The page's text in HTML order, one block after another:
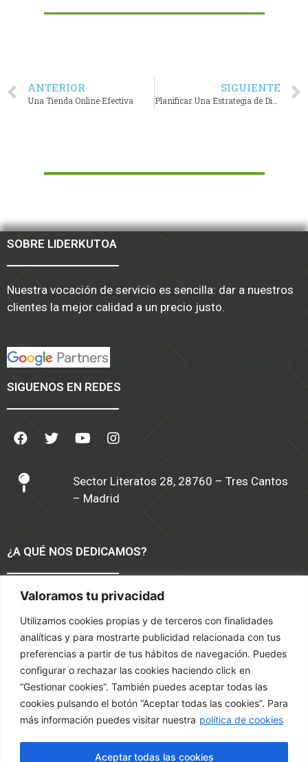
Valoramos tu privacidad
Utilizamos cookies propias y de terceros con finalidades
analíticas y para mostrarte publicidad relacionada con tus
preferencias a partir de tus hábitos de navegación. Puedes
configurar o rechazar las cookies haciendo click en
“Gestionar cookies”. También puedes aceptar todas las
cookies pulsando el botón “Aceptar todas las cookies”. Para
más información puedes visitar nuestra política de cookies
Aceptar todas las cookies
ANTERIOR
Una Tienda Online Efectiva
SIGUIENTE
Planificar Una Estrategia de Diseño
SOBRE LIDERKUTOA
Nuestra vocación de servicio es sencilla: dar a nuestros
clientes la mejor calidad a un precio justo.
SIGUENOS EN REDES
Sector Literatos 28, 28760 – Tres Cantos
– Madrid
¿A QUÉ NOS DEDICAMOS?
Software TPV Moda y Calzado
Tiendas Online
Servicios
Marketing
TÉRMINOS Y CONDICIONES
Política de privacidad
Política de Cookies